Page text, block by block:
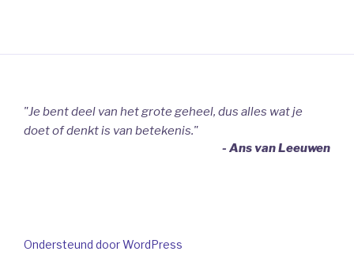
"Je bent deel van het grote geheel, dus alles wat je
doet of denkt is van betekenis."
- Ans van Leeuwen
Ondersteund door WordPress